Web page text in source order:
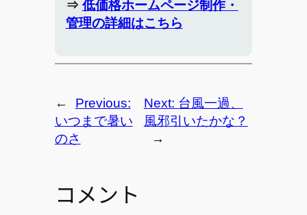
⇒ 低価格ホームページ制作・
管理の詳細はこちら
←
Previous:
いつまで暑い
のさ
Next: 台風一過、
風邪引いたかな？
→
コメント